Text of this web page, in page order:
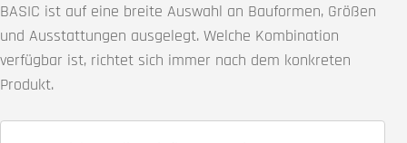
BASIC ist auf eine breite Auswahl an Bauformen, Größen
und Ausstattungen ausgelegt. Welche Kombination
verfügbar ist, richtet sich immer nach dem konkreten
Produkt.